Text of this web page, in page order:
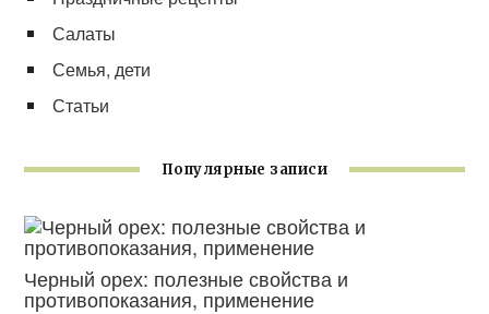
Салаты
Семья, дети
Статьи
Популярные записи
Черный орех: полезные свойства и
противопоказания, применение